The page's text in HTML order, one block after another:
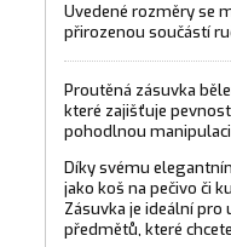
Uvedené rozměry se
přirozenou součástí
Proutěná zásuvka
které zajišťuje
pohodlnou
Díky svému
jako koš na pečivo či
Zásuvka je ideální
předmětů, které